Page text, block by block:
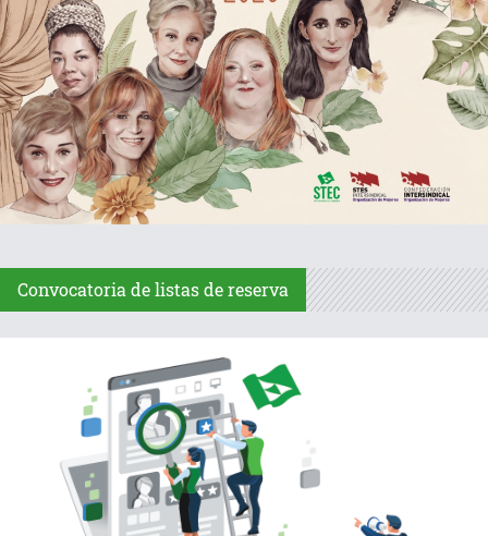
Convocatoria de listas de reserva